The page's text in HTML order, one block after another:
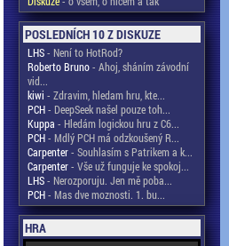
POSLEDNÍCH 10 Z DISKUZE
LHS- Není to HotRod?
Roberto Bruno- Ahoj, sháním závodní
vid...
kiwi - Zdravim, hledam hru, kte...
PCH- DeepSeek našel pouze toh...
Kuppa - Hledám logickou hru z C6...
PCH- Mdlý PCH má odzkoušený R...
Carpenter- Souhlasím s Patrikem a k...
Carpenter- Vše už funguje ke spokoj...
LHS- Nerozporuju. Jen mě poba...
PCH- Mas dve moznosti. 1. bu...
HRA